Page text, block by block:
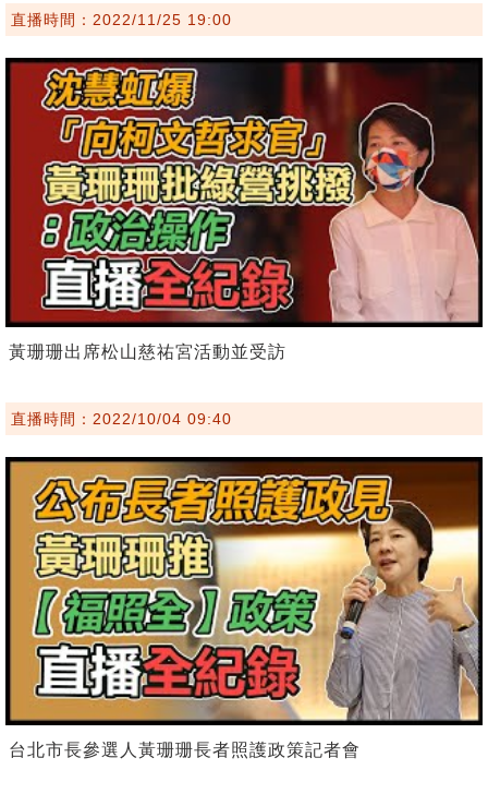
直播時間：2022/11/25 19:00
黃珊珊出席松山慈祐宮活動並受訪
直播時間：2022/10/04 09:40
台北市長參選人黃珊珊長者照護政策記者會